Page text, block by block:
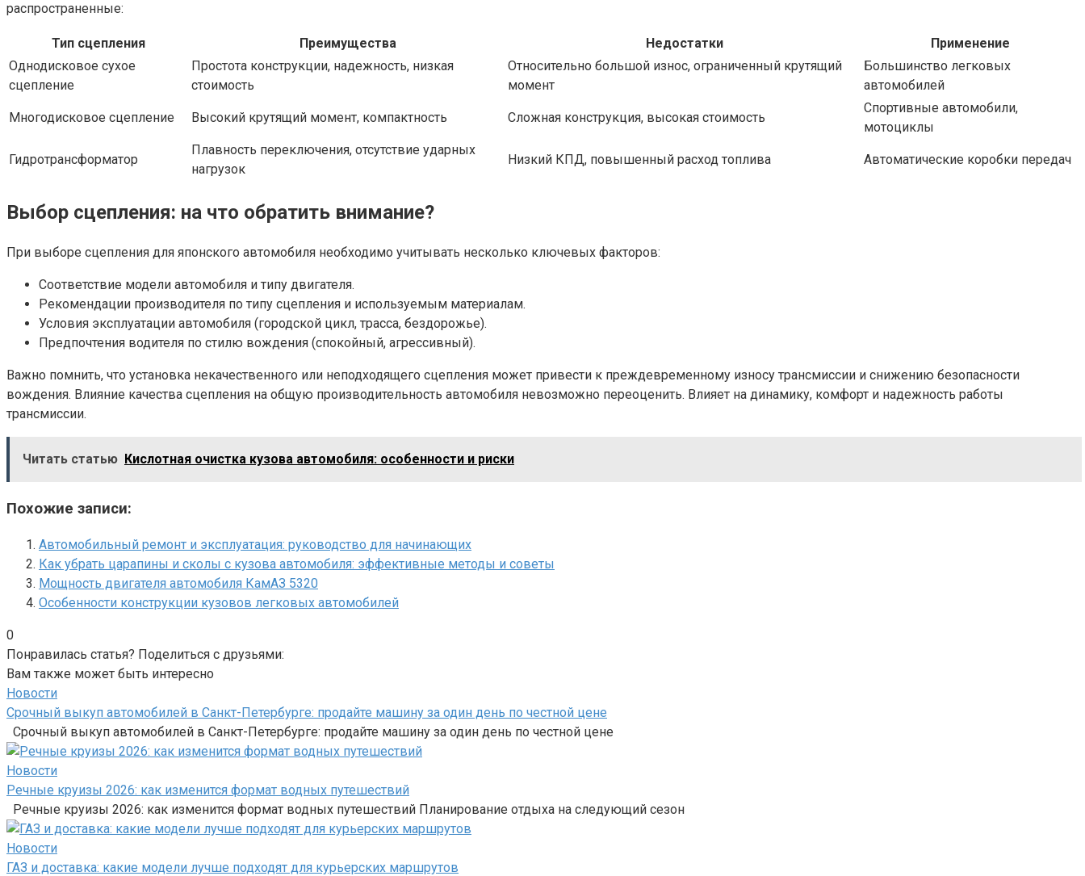
распространенные:
Тип сцепления Преимущества Недостатки
Применение
Однодисковое сухое
сцепление
Простота конструкции, надежность, низкая
стоимость
Относительно большой износ, ограниченный крутящий
момент
Большинство легковых
автомобилей
Многодисковое сцепление Высокий крутящий момент, компактность Сложная конструкция, высокая стоимость
Спортивные автомобили,
мотоциклы
Гидротрансформатор
Плавность переключения, отсутствие ударных
нагрузок
Низкий КПД, повышенный расход топлива Автоматические коробки передач
Выбор сцепления: на что обратить внимание?
При выборе сцепления для японского автомобиля необходимо учитывать несколько ключевых факторов:
Соответствие модели автомобиля и типу двигателя.
Рекомендации производителя по типу сцепления и используемым материалам.
Условия эксплуатации автомобиля (городской цикл, трасса, бездорожье).
Предпочтения водителя по стилю вождения (спокойный, агрессивный).
Важно помнить, что установка некачественного или неподходящего сцепления может привести к преждевременному износу трансмиссии и снижению безопасности
вождения. Влияние качества сцепления на общую производительность автомобиля невозможно переоценить. Влияет на динамику, комфорт и надежность работы
трансмиссии.
Читать статью Кислотная очистка кузова автомобиля: особенности и риски
Похожие записи:
Автомобильный ремонт и эксплуатация: руководство для начинающих
Как убрать царапины и сколы с кузова автомобиля: эффективные методы и советы
Мощность двигателя автомобиля КамАЗ 5320
Особенности конструкции кузовов легковых автомобилей
0
Понравилась статья? Поделиться с друзьями:
Вам также может быть интересно
Новости
Срочный выкуп автомобилей в Санкт-Петербурге: продайте машину за один день по честной цене
Срочный выкуп автомобилей в Санкт-Петербурге: продайте машину за один день по честной цене
Новости
Речные круизы 2026: как изменится формат водных путешествий
Речные круизы 2026: как изменится формат водных путешествий Планирование отдыха на следующий сезон
Новости
ГАЗ и доставка: какие модели лучше подходят для курьерских маршрутов